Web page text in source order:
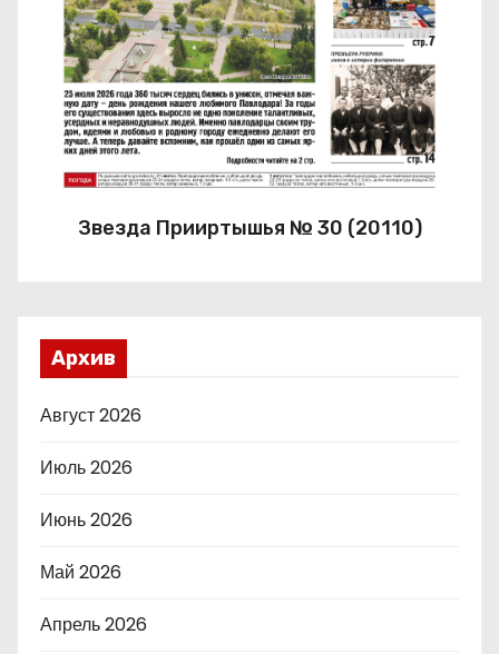
Звезда Прииртышья № 30 (20110)
Архив
Август 2026
Июль 2026
Июнь 2026
Май 2026
Апрель 2026